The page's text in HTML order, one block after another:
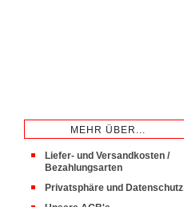
MEHR ÜBER...
Liefer- und Versandkosten /
Bezahlungsarten
Privatsphäre und Datenschutz